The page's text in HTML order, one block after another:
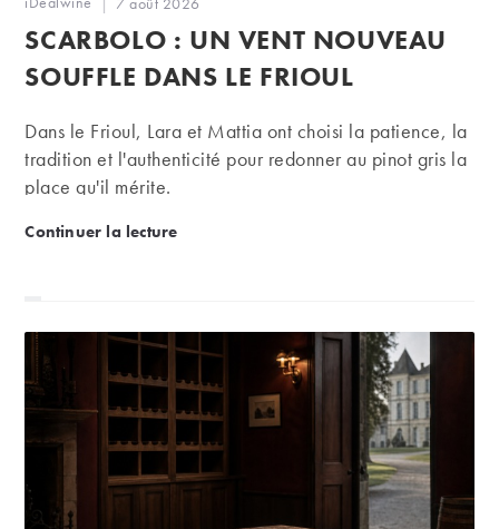
la
publication :
publiée :
SCARBOLO : UN VENT NOUVEAU
SOUFFLE DANS LE FRIOUL
Dans le Frioul, Lara et Mattia ont choisi la patience, la
tradition et l'authenticité pour redonner au pinot gris la
place qu'il mérite.
Continuer la lectureScarbolo : Un vent nouveau souffle dans le Frioul